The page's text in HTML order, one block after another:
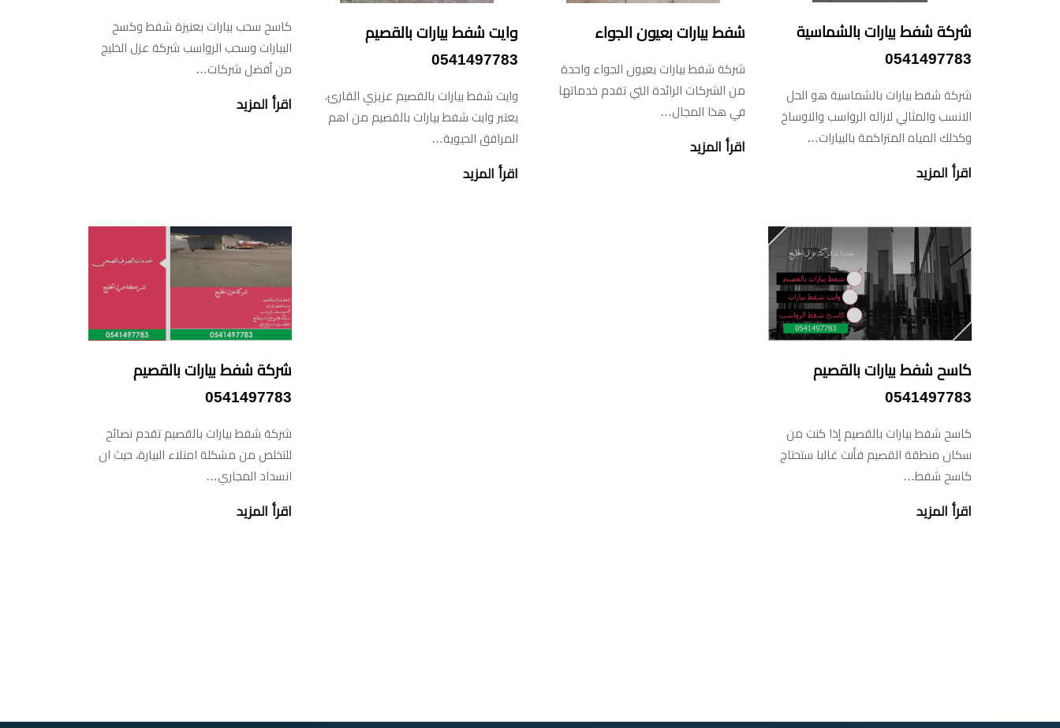
شركة شفط بيارات بالشماسية
0541497783
شركة شفط بيارات بالشماسية هو الحل
الانسب والمثالي لازاله الرواسب والاوساخ
وكذلك المياه المتراكمة بالبيارات…
اقرأ المزيد
شفط بيارات بعيون الجواء
شركة شفط بيارات بعيون الجواء واحدة
من الشركات الرائدة التي تقدم خدماتها
في هذا المجال…
اقرأ المزيد
وايت شفط بيارات بالقصيم
0541497783
وايت شفط بيارات بالقصيم عزيزي القارئ،
يعتبر وايت شفط بيارات بالقصيم من اهم
المرافق الحيوية…
اقرأ المزيد
كاسح سحب بيارات بعنيزة شفط وكسح
البيارات وسحب الرواسب شركة عزل الخليج
من أفضل شركات…
اقرأ المزيد
كاسح شفط بيارات بالقصيم
0541497783
كاسح شفط بيارات بالقصيم إذا كنت من
سكان منطقة القصيم فأنت غالبا ستحتاج
كاسح شفط…
اقرأ المزيد
شركة شفط بيارات بالقصيم
0541497783
شركة شفط بيارات بالقصيم تقدم نصائح
للتخلص من مشكلة امتلاء البيارة، حيث ان
انسداد المجاري…
اقرأ المزيد